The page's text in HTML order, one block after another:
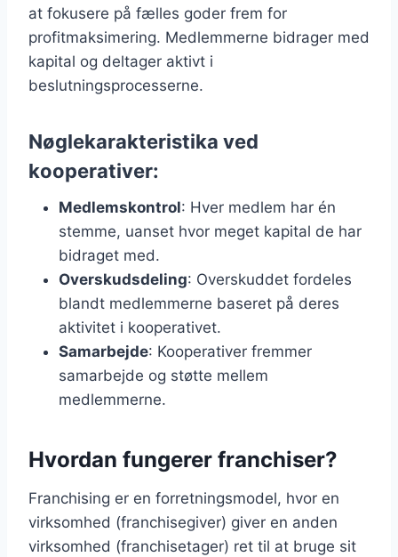
at fokusere på fælles goder frem for
profitmaksimering. Medlemmerne bidrager med
kapital og deltager aktivt i
beslutningsprocesserne.
Nøglekarakteristika ved
kooperativer:
Medlemskontrol: Hver medlem har én
stemme, uanset hvor meget kapital de har
bidraget med.
Overskudsdeling: Overskuddet fordeles
blandt medlemmerne baseret på deres
aktivitet i kooperativet.
Samarbejde: Kooperativer fremmer
samarbejde og støtte mellem
medlemmerne.
Hvordan fungerer franchiser?
Franchising er en forretningsmodel, hvor en
virksomhed (franchisegiver) giver en anden
virksomhed (franchisetager) ret til at bruge sit